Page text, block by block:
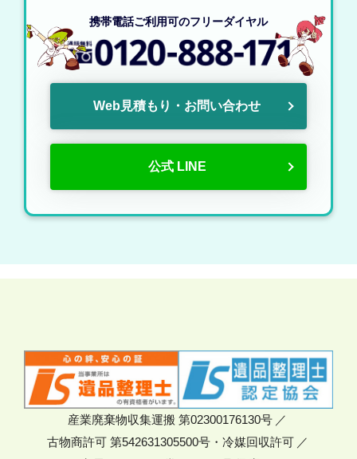
携帯電話ご利用可のフリーダイヤル
Web見積もり・お問い合わせ
公式 LINE
産業廃棄物収集運搬 第02300176130号
古物商許可 第542631305500号・冷媒回収許可